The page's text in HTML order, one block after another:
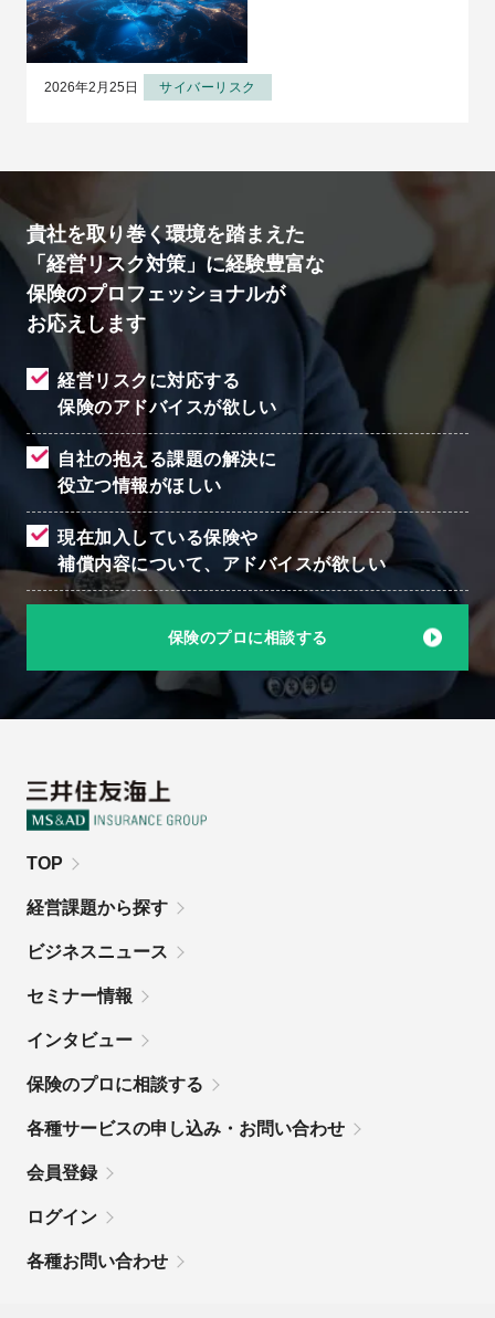
2026年2月25日 サイバーリスク
貴社を取り巻く環境を踏まえた
「経営リスク対策」に経験豊富な
保険のプロフェッショナルが
お応えします
経営リスクに対応する
保険のアドバイスが欲しい
自社の抱える課題の解決に
役立つ情報がほしい
現在加入している保険や
補償内容について、 アドバイスが欲しい
保険のプロに相談する
TOP
経営課題から探す
ビジネスニュース
セミナー情報
インタビュー
保険のプロに相談する
各種サービスの申し込み・お問い合わせ
会員登録
ログイン
各種お問い合わせ